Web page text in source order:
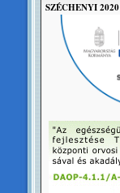
SZÉCHENYI 2020